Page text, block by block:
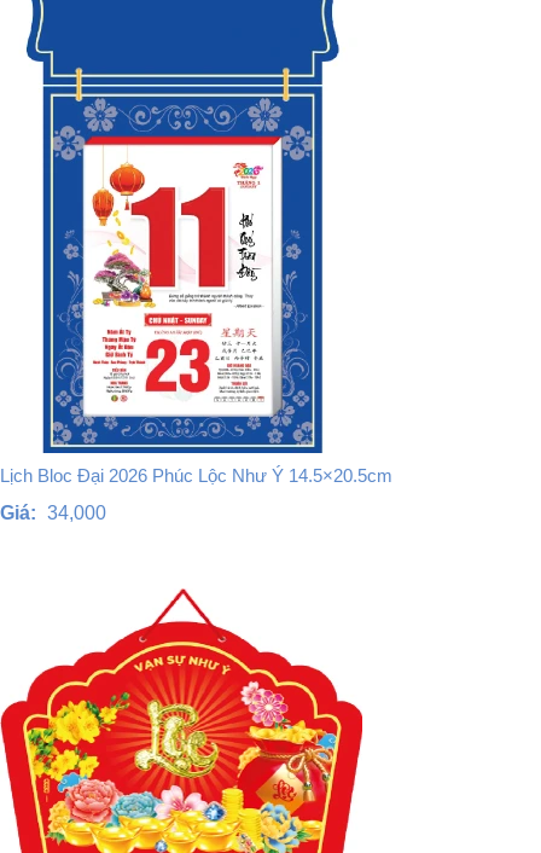
Lịch Bloc Đại 2026 Phúc Lộc Như Ý 14.5×20.5cm
Giá: 34,000